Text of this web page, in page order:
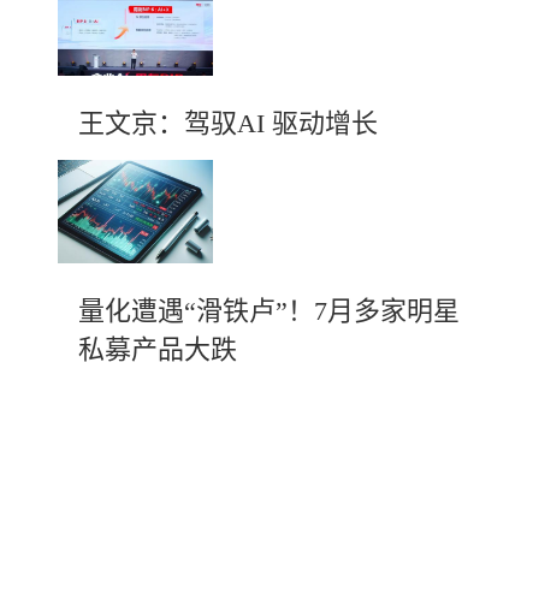
王文京：驾驭AI 驱动增长
量化遭遇“滑铁卢”！7月多家明星
私募产品大跌